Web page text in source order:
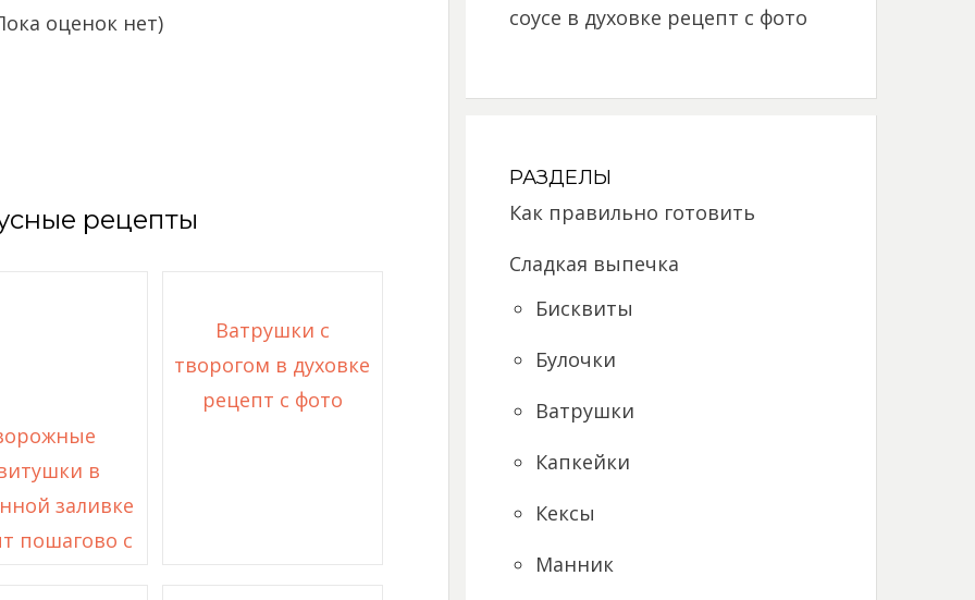
оценок нет)
рецепты
в
заливке
пошагово с
Ватрушки с
творогом в духовке
рецепт с фото
соусе в духовке рецепт с фото
РАЗДЕЛЫ
Как правильно готовить
Сладкая выпечка
Бисквиты
Булочки
Ватрушки
Капкейки
Кексы
Манник